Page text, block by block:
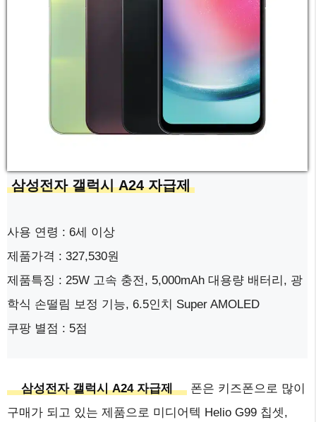
삼성전자 갤럭시 A24 자급제
사용 연령 : 6세 이상
제품가격 : 327,530원
제품특징 : 25W 고속 충전, 5,000mAh 대용량 배터리, 광
학식 손떨림 보정 기능, 6.5인치 Super AMOLED
쿠팡 별점 : 5점
삼성전자 갤럭시 A24 자급제
폰은 키즈폰으로 많이
구매가 되고 있는 제품으로 미디어텍 Helio G99 칩셋,